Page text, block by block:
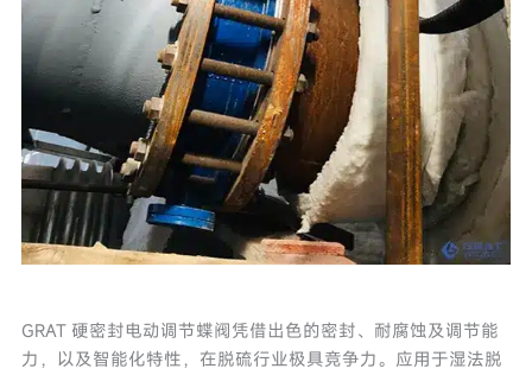
GRAT 硬密封电动调节蝶阀凭借出色的密封、耐腐蚀及调节能
力，以及智能化特性，在脱硫行业极具竞争力。应用于湿法脱